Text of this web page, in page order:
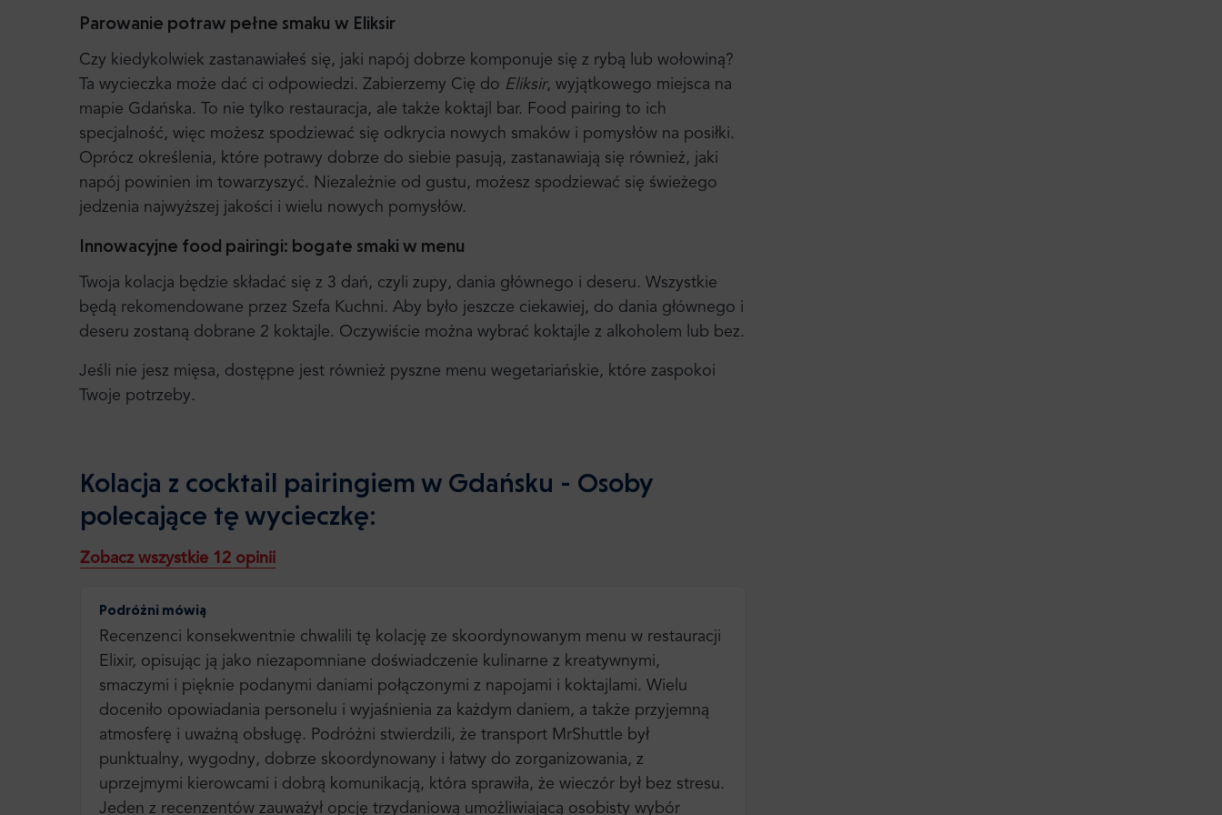
Parowanie potraw pełne smaku w Eliksir
Czy kiedykolwiek zastanawiałeś się, jaki napój dobrze komponuje się z rybą lub wołowiną?
Ta wycieczka może dać ci odpowiedzi. Zabierzemy Cię do Eliksir, wyjątkowego miejsca na
mapie Gdańska. To nie tylko restauracja, ale także koktajl bar. Food pairing to ich
specjalność, więc możesz spodziewać się odkrycia nowych smaków i pomysłów na posiłki.
Oprócz określenia, które potrawy dobrze do siebie pasują, zastanawiają się również, jaki
napój powinien im towarzyszyć. Niezależnie od gustu, możesz spodziewać się świeżego
jedzenia najwyższej jakości i wielu nowych pomysłów.
Innowacyjne food pairingi: bogate smaki w menu
Twoja kolacja będzie składać się z 3 dań, czyli zupy, dania głównego i deseru. Wszystkie
będą rekomendowane przez Szefa Kuchni. Aby było jeszcze ciekawiej, do dania głównego i
deseru zostaną dobrane 2 koktajle. Oczywiście można wybrać koktajle z alkoholem lub bez.
Jeśli nie jesz mięsa, dostępne jest również pyszne menu wegetariańskie, które zaspokoi
Twoje potrzeby.
Kolacja z cocktail pairingiem w Gdańsku - Osoby
polecające tę wycieczkę:
Zobacz wszystkie 12 opinii
Podróżni mówią
Recenzenci konsekwentnie chwalili tę kolację ze skoordynowanym menu w restauracji
Elixir, opisując ją jako niezapomniane doświadczenie kulinarne z kreatywnymi,
smaczymi i pięknie podanymi daniami połączonymi z napojami i koktajlami. Wielu
doceniło opowiadania personelu i wyjaśnienia za każdym daniem, a także przyjemną
atmosferę i uważną obsługę. Podróżni stwierdzili, że transport MrShuttle był
punktualny, wygodny, dobrze skoordynowany i łatwy do zorganizowania, z
uprzejmymi kierowcami i dobrą komunikacją, która sprawiła, że wieczór był bez stresu.
Jeden z recenzentów zauważył opcję trzydaniową umożliwiającą osobisty wybór